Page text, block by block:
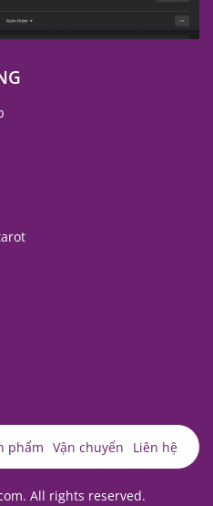
phẩm Vận chuyển Liên hệ
All rights reserved.